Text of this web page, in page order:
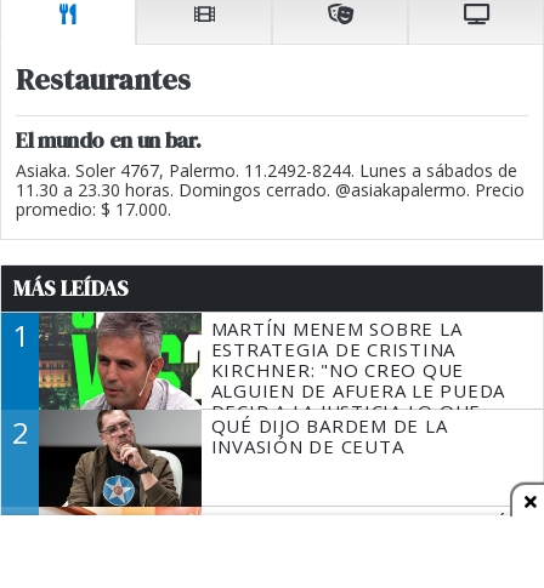
Restaurantes
El mundo en un bar.
Asiaka. Soler 4767, Palermo. 11.2492-8244. Lunes a sábados de
11.30 a 23.30 horas. Domingos cerrado. @asiakapalermo. Precio
promedio: $ 17.000.
MÁS LEÍDAS
1
MARTÍN MENEM SOBRE LA
ESTRATEGIA DE CRISTINA
KIRCHNER: "NO CREO QUE
ALGUIEN DE AFUERA LE PUEDA
DECIR A LA JUSTICIA LO QUE
TIENE QUE HACER"
2
QUÉ DIJO BARDEM DE LA
INVASIÓN DE CEUTA
ALEXIS MAC ALLISTER CUMPLIÓ